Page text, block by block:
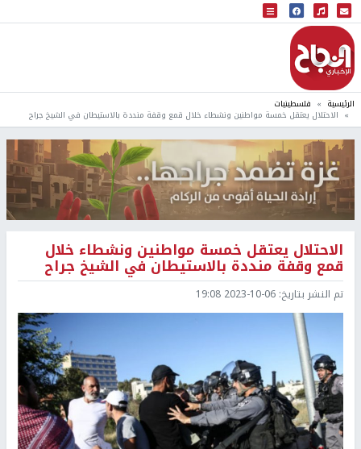
البث المباشر
إذاعة النجاح
الرئيسية فلسطينيات
الاحتلال يعتقل خمسة مواطنين ونشطاء خلال قمع وقفة منددة بالاستيطان في الشيخ جراح
الاحتلال يعتقل خمسة مواطنين ونشطاء خلال
قمع وقفة منددة بالاستيطان في الشيخ جراح
تم النشر بتاريخ: 2023-10-06 19:08